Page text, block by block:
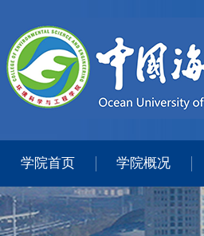
学院首页 学院概况